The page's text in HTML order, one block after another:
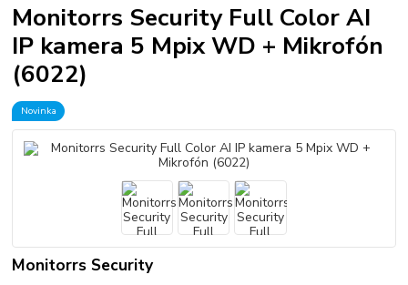
Monitorrs Security Full Color AI
IP kamera 5 Mpix WD + Mikrofón
(6022)
Novinka
Monitorrs Security